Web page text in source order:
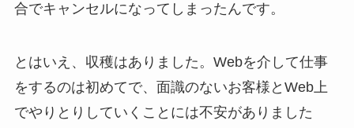
合でキャンセルになってしまったんです。
とはいえ、収穫はありました。Webを介して仕事
をするのは初めてで、面識のないお客様とWeb上
でやりとりしていくことには不安がありました